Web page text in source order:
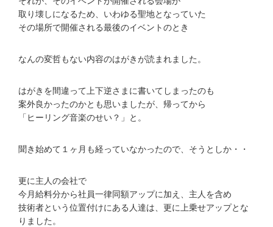
取り壊しになるため、いわゆる聖地となっていた
その場所で開催される最後のイベントのとき
なんの変哲もない内容のはがきが読まれました。
はがきを間違って上下逆さまに書いてしまったのも
案外良かったのかとも思いましたが、帰ってから
「ヒーリング音楽のせい？」と。
聞き始めて１ヶ月も経っていなかったので、そうとしか・・
更に主人の会社で
今月給料分から社員一律同額アップに加え、主人を含め
技術者という位置付けにある人達は、更に上乗せアップとな
りました。